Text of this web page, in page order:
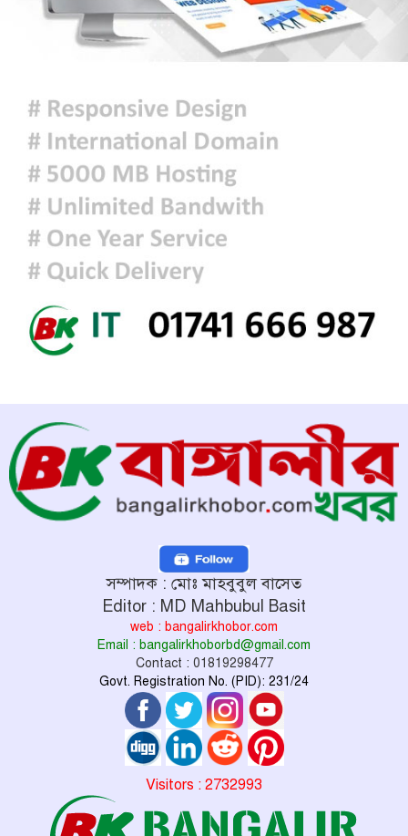
জুলাই গণঅভ্যুত্থান দিবসে রাজশাহীতে
স্মৃতিস্তম্ভে শ্রদ্ধাঞ্জলি
‘জুলাই গণঅভ্যুত্থান স্মৃতি জাদুঘর’
উদ্বোধন করলেন প্রধানমন্ত্রী
শ্রীলঙ্কায় ভয়াবহ বন্যা ও ভূমিধস: নিহত
৭, স্কুল বন্ধ ঘোষণা
সম্পাদক : মোঃ মাহবুবুল বাসেত
Editor : MD Mahbubul Basit
web : bangalirkhobor.com
Email : bangalirkhoborbd@gmail.com
Contact : 01819298477
Govt. Registration No. (PID): 231/24
Visitors : 2732993